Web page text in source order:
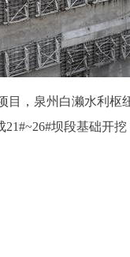
目，泉州白濑水利枢
坝段基础开